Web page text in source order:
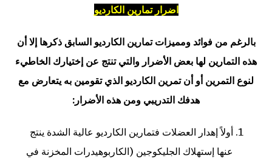
اضرار تمارين الكارديو
بالرغم من فوائد ومميزات تمارين الكارديو السابق ذكرها إلا أن
هذه التمارين لها بعض الأضرار والتي تنتج عن إختيارك الخاطيء
لنوع التمرين أو أن تمرين الكارديو الذي تقومين به يتعارض مع
هدفك التدريبي ومن هذه الأضرار:
أولاً إهدار العضلات فتمارين الكارديو عالية الشدة ينتج
عنها إستهلاك الجليكوجين (الكاربوهيدرات المخزنة في